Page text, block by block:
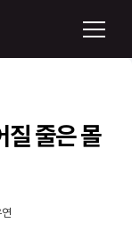
질 줄은 몰